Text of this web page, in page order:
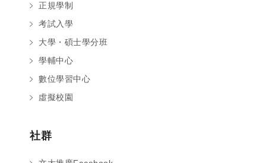
正規學制
考試入學
大學・碩士學分班
學輔中心
數位學習中心
虛擬校園
社群